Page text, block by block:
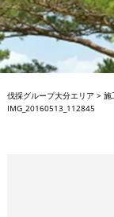
伐採グループ大分エリア > 施
IMG_20160513_112845